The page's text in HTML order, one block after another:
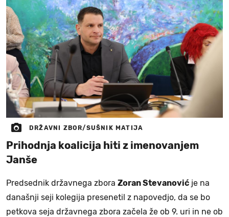
DRŽAVNI ZBOR/SUŠNIK MATIJA
Prihodnja koalicija hiti z imenovanjem
Janše
Predsednik državnega zbora Zoran Stevanović je na
današnji seji kolegija presenetil z napovedjo, da se bo
petkova seja državnega zbora začela že ob 9. uri in ne ob